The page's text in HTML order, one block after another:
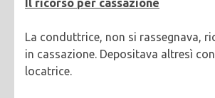
Il ricorso per cassazione
La conduttrice, non si rassegnava,
in cassazione. Depositava altresì
locatrice.